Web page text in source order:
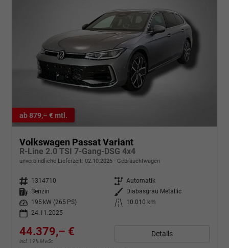
ab 879,– € mtl.
Volkswagen Passat Variant
R-Line 2.0 TSI 7-Gang-DSG 4x4
unverbindliche Lieferzeit: 02.10.2026 Gebrauchtwagen
Fahrzeugnr. 1314710 Getriebe Automatik
Kraftstoff
Benzin Außenfarbe
Diabasgrau Metallic
Leistung
195 kW (265 PS) Kilometerstand
10.010 km
24.11.2025
44.379,– €
incl. 19% MwSt.
Details